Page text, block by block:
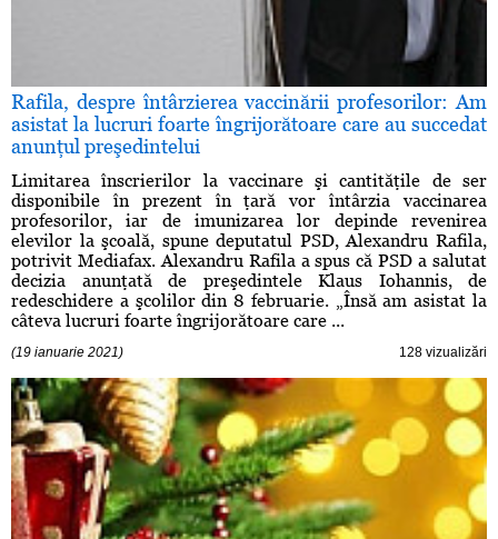
Rafila, despre întârzierea vaccinării profesorilor: Am
asistat la lucruri foarte îngrijorătoare care au succedat
anunţul preşedintelui
Limitarea înscrierilor la vaccinare şi cantităţile de ser
disponibile în prezent în ţară vor întârzia vaccinarea
profesorilor, iar de imunizarea lor depinde revenirea
elevilor la şcoală, spune deputatul PSD, Alexandru Rafila,
potrivit Mediafax. Alexandru Rafila a spus că PSD a salutat
decizia anunţată de preşedintele Klaus Iohannis, de
redeschidere a şcolilor din 8 februarie. „Însă am asistat la
câteva lucruri foarte îngrijorătoare care ...
(19 ianuarie 2021) 128 vizualizări